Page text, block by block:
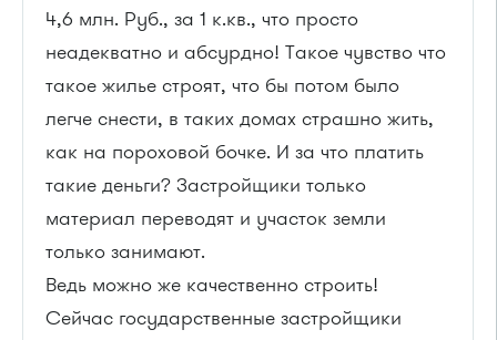
4,6 млн. Руб., за 1 к.кв., что просто
неадекватно и абсурдно! Такое чувство что
такое жилье строят, что бы потом было
легче снести, в таких домах страшно жить,
как на пороховой бочке. И за что платить
такие деньги? Застройщики только
материал переводят и участок земли
только занимают.
Ведь можно же качественно строить!
Сейчас государственные застройщики